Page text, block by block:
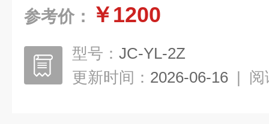
参考价： ￥1200
型号： JC-YL-2Z
更新时间： 2026-06-16 | 阅